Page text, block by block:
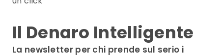
Il Denaro Intelligente
La newsletter per chi prende sul serio i